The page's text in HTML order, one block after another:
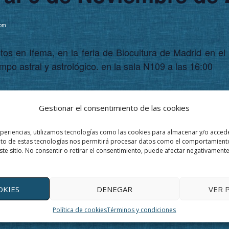
Gestionar el consentimiento de las cookies
utilizamos tecnologías como las cookies para almacenar y/o
de estas tecnologías nos permitirá procesar datos como el
sitio. No consentir o retirar el consentimiento, puede afectar
DENEGAR VER
Política de cookiesTérminos y condiciones
en Ifema, en la feria de Biocultura de Madrid en
astral y astrológico. en la sala N109 a las 16:00
2023 @
am
2023 @
pm
de Evento: